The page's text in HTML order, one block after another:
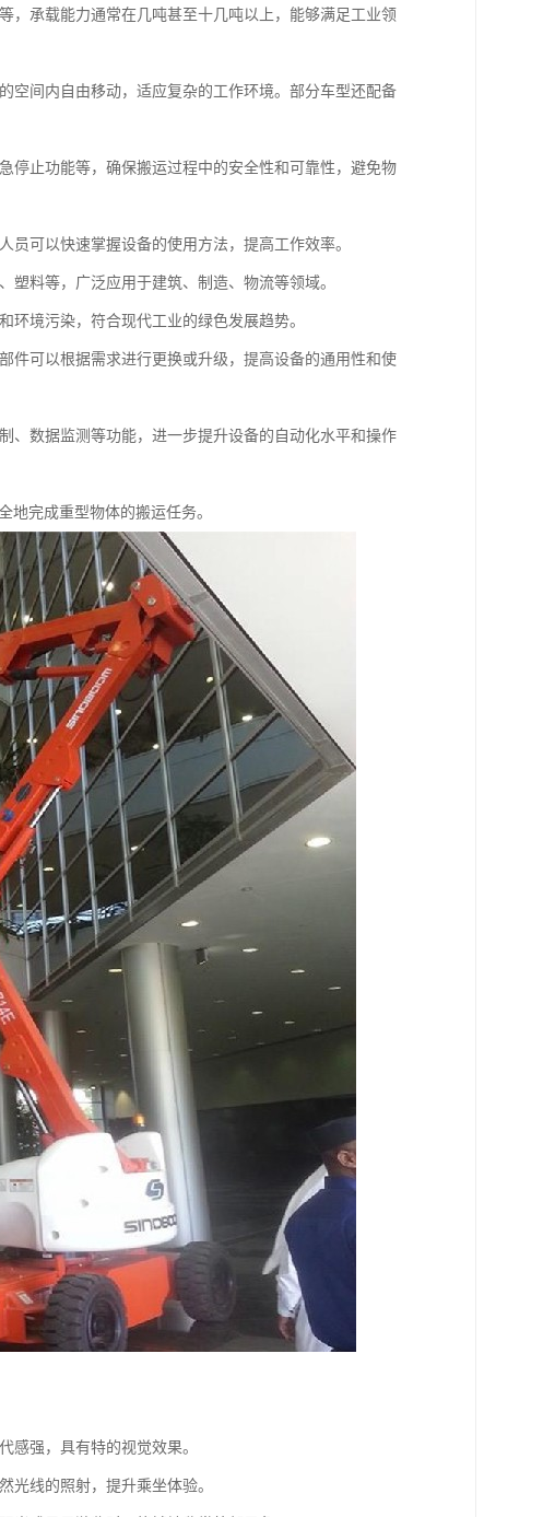
，承载能力通常在几吨甚至十几吨以上，能够满足工业领
空间内自由移动，适应复杂的工作环境。部分车型还配备
停止功能等，确保搬运过程中的安全性和可靠性，避免物
可以快速掌握设备的使用方法，提高工作效率。
料等，广泛应用于建筑、制造、物流等领域。
环境污染，符合现代工业的绿色发展趋势。
件可以根据需求进行更换或升级，提高设备的通用性和使
、数据监测等功能，进一步提升设备的自动化水平和操作
地完成重型物体的搬运任务。
感强，具有特的视觉效果。
光线的照射，提升乘坐体验。